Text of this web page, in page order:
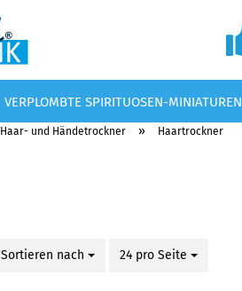
VERPLOMBTE SPIRITUOSEN-MINIATUREN
Haar- und Händetrockner » Haartrockner
Sortieren nach
Sortieren nach 24 pro Seite
pro Seite